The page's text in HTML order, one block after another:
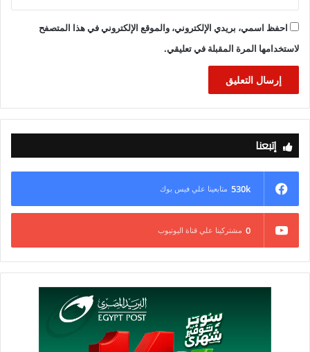
احفظ اسمي، بريدي الإلكتروني، والموقع الإلكتروني في هذا المتصفح
لاستخدامها المرة المقبلة في تعليقي.
إتبعنا
530k متابعينا علي فيس بوك
0 مشتركينا علي قناة اليوتيوب